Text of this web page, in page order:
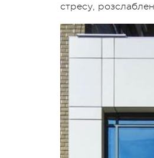
стресу,